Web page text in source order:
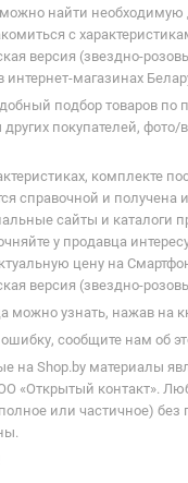
можно найти необходимую
с
версия (звездно-
интернет-магазинах
подбор товаров по
покупателей, фото/
комплекте
справочной и получена
сайты и каталоги
у продавца
цену на
версия (звездно-
можно узнать, нажав на
сообщите нам об
на Shop.by материалы
«Открытый контакт».
или частичное) без